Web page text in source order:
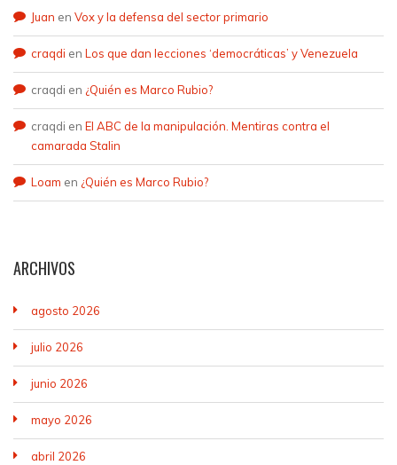
Juan en Vox y la defensa del sector primario
craqdi en Los que dan lecciones ‘democráticas’ y Venezuela
craqdi en ¿Quién es Marco Rubio?
craqdi en El ABC de la manipulación. Mentiras contra el
camarada Stalin
Loam en ¿Quién es Marco Rubio?
ARCHIVOS
agosto 2026
julio 2026
junio 2026
mayo 2026
abril 2026